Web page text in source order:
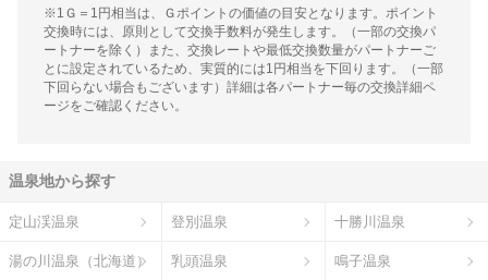
※1Ｇ＝1円相当は、Ｇポイントの価値の目安となります。ポイント
交換時には、原則として交換手数料が発生します。（一部の交換パ
ートナーを除く）また、交換レートや最低交換数量がパートナーご
とに設定されているため、実質的には1円相当を下回ります。（一部
下回らない場合もございます）詳細は各パートナー毎の交換詳細ペ
ージをご確認ください。
温泉地から探す
定山渓温泉 登別温泉 十勝川温泉
湯の川温泉（北海道） 乳頭温泉 鳴子温泉